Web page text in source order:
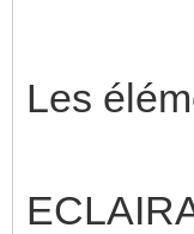
Les